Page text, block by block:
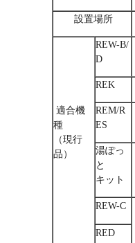
設置場所
適合機
種
（現行
品）
REW-B/
D
REK
REM/R
ES
湯ぽっ
と
キット
REW-C
RED